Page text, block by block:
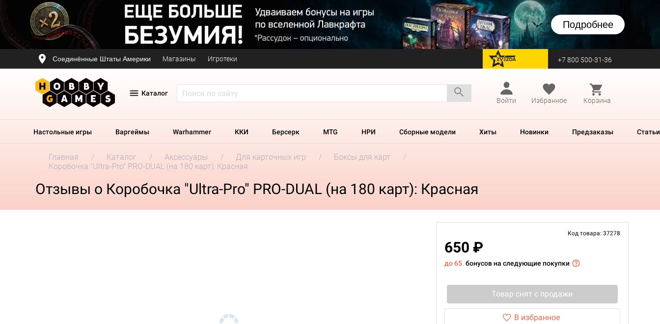
Подробнее
Соединённые Штаты Америки Магазины Игротеки перейти на Zvezda +7 800 500-31-36
Каталог
Войти
Избранное Корзина
Настольные игры Варгеймы Warhammer ККИ Берсерк MTG НРИ Сборные модели Хиты Новинки Предзаказы Статьи
Главная Каталог Аксессуары Для карточных игр
Боксы для карт
Коробочка "Ultra-Pro" PRO-DUAL (на 180 карт): Красная
Отзывы о Коробочка "Ultra-Pro" PRO-DUAL (на 180 карт): Красная
Код товара: 37278
650 ₽
до 65 бонусов на следующие покупки
Товар снят с продажи
В избранное